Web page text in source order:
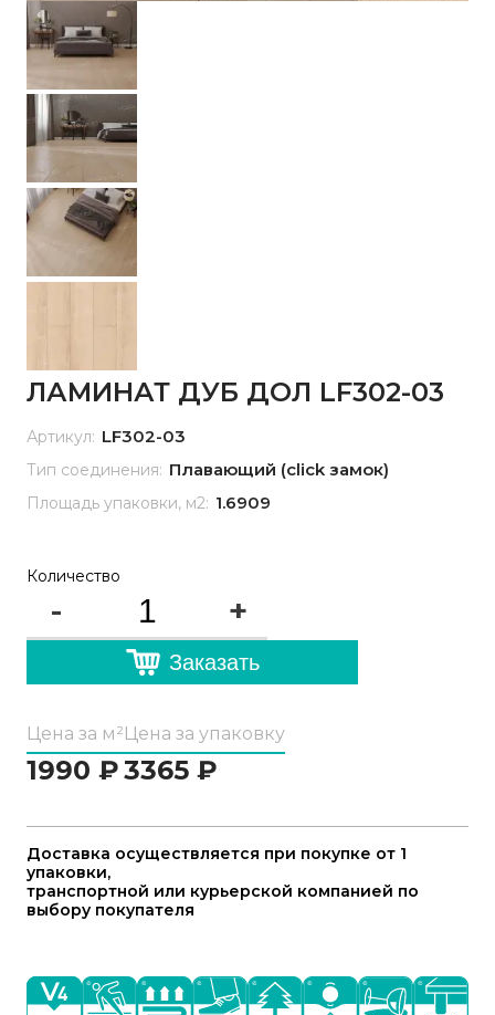
ЛАМИНАТ ДУБ ДОЛ LF302-03
Артикул: LF302-03
Тип соединения: Плавающий (click замок)
Площадь упаковки, м2: 1.6909
Количество
- +
Заказать
Цена за м²
1990 ₽
Цена за упаковку
3365 ₽
Доставка осуществляется при покупке от 1
упаковки,
транспортной или курьерской компанией по
выбору покупателя